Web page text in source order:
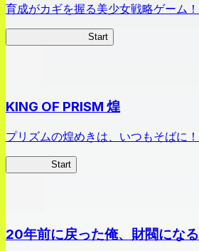
育成がカギを握る美少女戦略ゲーム！
Start
KING OF PRISM 煌
プリズムの煌めきは、いつもそばに！
Start
20年前に戻った俺、財閥になる